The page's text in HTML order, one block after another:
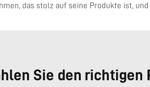
das stolz auf seine Produkte ist,
Sie den